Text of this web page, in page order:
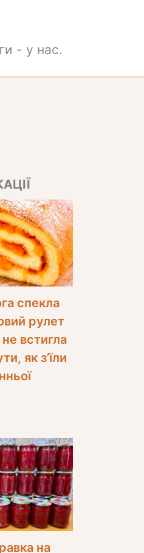
- у нас.
спекла
рулет
встигла
як з’їли
на